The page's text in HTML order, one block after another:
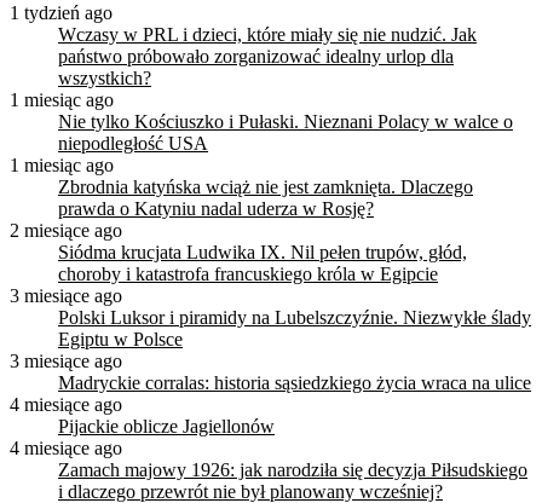
1 tydzień ago
Wczasy w PRL i dzieci, które miały się nie nudzić. Jak
państwo próbowało zorganizować idealny urlop dla
wszystkich?
1 miesiąc ago
Nie tylko Kościuszko i Pułaski. Nieznani Polacy w walce o
niepodległość USA
1 miesiąc ago
Zbrodnia katyńska wciąż nie jest zamknięta. Dlaczego
prawda o Katyniu nadal uderza w Rosję?
2 miesiące ago
Siódma krucjata Ludwika IX. Nil pełen trupów, głód,
choroby i katastrofa francuskiego króla w Egipcie
3 miesiące ago
Polski Luksor i piramidy na Lubelszczyźnie. Niezwykłe ślady
Egiptu w Polsce
3 miesiące ago
Madryckie corralas: historia sąsiedzkiego życia wraca na ulice
4 miesiące ago
Pijackie oblicze Jagiellonów
4 miesiące ago
Zamach majowy 1926: jak narodziła się decyzja Piłsudskiego
i dlaczego przewrót nie był planowany wcześniej?